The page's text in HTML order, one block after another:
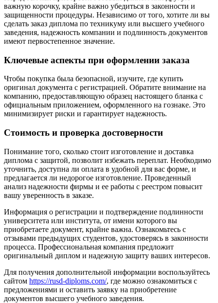
важную корочку, крайне важно убедиться в законности и
защищенности процедуры. Независимо от того, хотите ли вы
сделать заказ диплома по техникуму или высшего учебного
заведения, надежность компании и подлинность документов
имеют первостепенное значение.
Ключевые аспекты при оформлении заказа
Чтобы покупка была безопасной, изучите, где купить
оригинал документа с регистрацией. Обратите внимание на
компанию, предоставляющую образец настоящего бланка с
официальным приложением, оформленного на гознаке. Это
минимизирует риски и гарантирует надежность.
Стоимость и проверка достоверности
Понимание того, сколько стоит изготовление и доставка
диплома с защитой, позволит избежать переплат. Необходимо
уточнить, доступна ли оплата в удобной для вас форме, и
предлагается ли недорогое изготовление. Проведенный
анализ надежности фирмы и ее работы с реестром повысит
вашу уверенность в заказе.
Информация о регистрации и подтверждение подлинности
университета или института, от имени которого вы
приобретаете документ, крайне важна. Ознакомьтесь с
отзывами предыдущих студентов, удостоверясь в законности
процесса. Профессиональная компания предложит
оригинальный диплом и надежную защиту ваших интересов.
Для получения дополнительной информации воспользуйтесь
сайтом https://rusd-diploms.com/, где можно ознакомиться с
предложениями и оставить заявку на приобретение
документов высшего учебного заведения.